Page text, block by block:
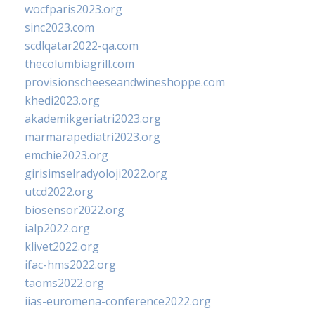
wocfparis2023.org
sinc2023.com
scdlqatar2022-qa.com
thecolumbiagrill.com
provisionscheeseandwineshoppe.com
khedi2023.org
akademikgeriatri2023.org
marmarapediatri2023.org
emchie2023.org
girisimselradyoloji2022.org
utcd2022.org
biosensor2022.org
ialp2022.org
klivet2022.org
ifac-hms2022.org
taoms2022.org
iias-euromena-conference2022.org